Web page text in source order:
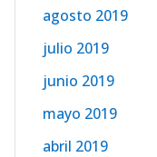
agosto 2019
julio 2019
junio 2019
mayo 2019
abril 2019